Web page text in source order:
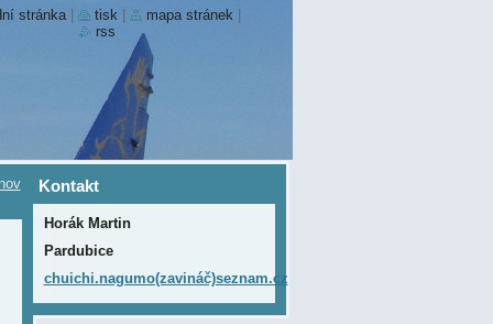
Kontakt
Horák Martin
Pardubice
chuichi.nagumo(zavináč)seznam.cz
stránka tisk mapa stránek
rss